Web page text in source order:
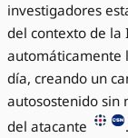
investigadores
del contexto de la
automáticamente
día, creando un
autosostenido sin
del atacante
.